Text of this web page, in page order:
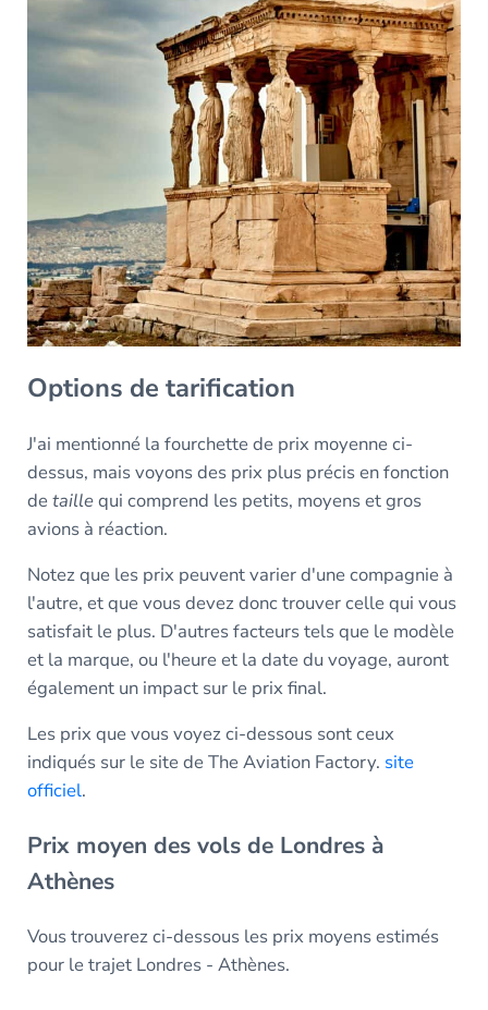
Options de tarification
J'ai mentionné la fourchette de prix moyenne ci-
dessus, mais voyons des prix plus précis en fonction
detaillequi comprend les petits, moyens et gros
avions à réaction.
Notez que les prix peuvent varier d'une compagnie à
l'autre, et que vous devez donc trouver celle qui vous
satisfait le plus. D'autres facteurs tels que le modèle
et la marque, ou l'heure et la date du voyage, auront
également un impact sur le prix final.
Les prix que vous voyez ci-dessous sont ceux
indiqués sur le site de The Aviation Factory. site
officiel.
Prix moyen des vols de Londres à
Athènes
Vous trouverez ci-dessous les prix moyens estimés
pour le trajet Londres - Athènes.